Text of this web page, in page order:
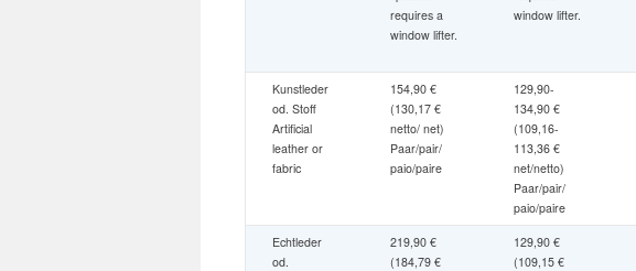
requires a
window lifter.
window lifter.
Kunstleder
od. Stoff
Artificial
leather or
fabric
154,90 €
(130,17 €
netto/ net)
Paar/pair/
paio/paire
129,90-
134,90 €
(109,16-
113,36 €
net/netto)
Paar/pair/
paio/paire
Echtleder
od.
219,90 €
(184,79 €
129,90 €
(109,15 €